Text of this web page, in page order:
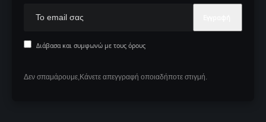
Διάβασα και συμφωνώ με τους όρους
Δεν σπαμάρουμε,Κάνετε απεγγραφή οποιαδήποτε στιγμή.